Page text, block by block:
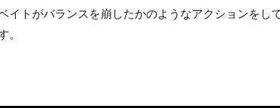
イトがバランスを崩したかのようなアクションをし
。